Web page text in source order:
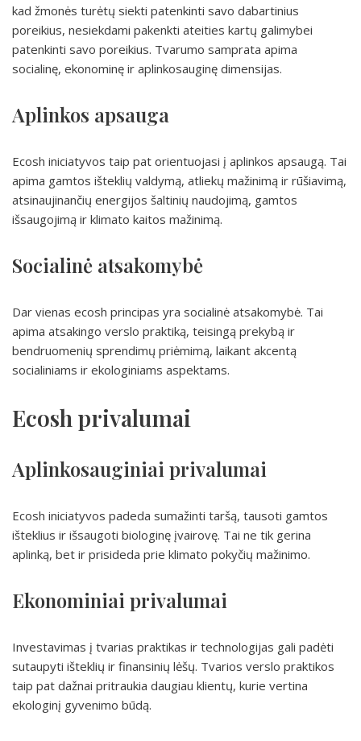
kad žmonės turėtų siekti patenkinti savo dabartinius
poreikius, nesiekdami pakenkti ateities kartų galimybei
patenkinti savo poreikius. Tvarumo samprata apima
socialinę, ekonominę ir aplinkosauginę dimensijas.
Aplinkos apsauga
Ecosh iniciatyvos taip pat orientuojasi į aplinkos apsaugą. Tai
apima gamtos išteklių valdymą, atliekų mažinimą ir rūšiavimą,
atsinaujinančių energijos šaltinių naudojimą, gamtos
išsaugojimą ir klimato kaitos mažinimą.
Socialinė atsakomybė
Dar vienas ecosh principas yra socialinė atsakomybė. Tai
apima atsakingo verslo praktiką, teisingą prekybą ir
bendruomenių sprendimų priėmimą, laikant akcentą
socialiniams ir ekologiniams aspektams.
Ecosh privalumai
Aplinkosauginiai privalumai
Ecosh iniciatyvos padeda sumažinti taršą, tausoti gamtos
išteklius ir išsaugoti biologinę įvairovę. Tai ne tik gerina
aplinką, bet ir prisideda prie klimato pokyčių mažinimo.
Ekonominiai privalumai
Investavimas į tvarias praktikas ir technologijas gali padėti
sutaupyti išteklių ir finansinių lėšų. Tvarios verslo praktikos
taip pat dažnai pritraukia daugiau klientų, kurie vertina
ekologinį gyvenimo būdą.